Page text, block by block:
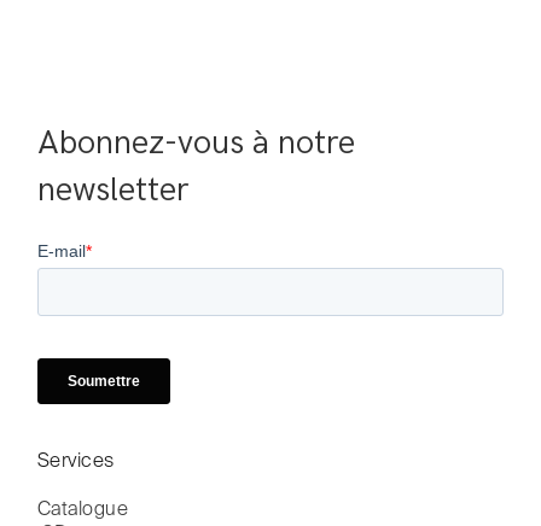
Abonnez-vous à notre
newsletter
Services
Catalogue